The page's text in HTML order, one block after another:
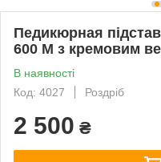
Педикюрная
600 M з кремовим
В наявності
Код: 4027
Роздріб
2 500 ₴